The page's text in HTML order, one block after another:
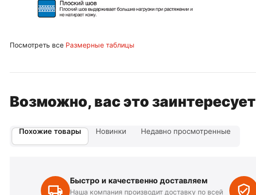
Посмотреть все Размерные таблицы
Возможно, вас это заинтересует
Похожие товары Новинки Недавно просмотренные
Быстро и качественно доставляем
Наша компания производит доставку по всей